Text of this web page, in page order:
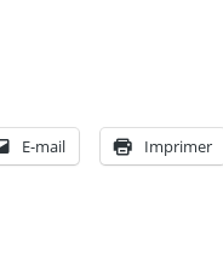
E-mail Imprimer